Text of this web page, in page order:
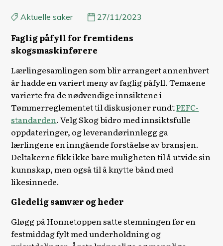
Aktuelle saker 27/11/2023
Faglig påfyll for fremtidens
skogsmaskinførere
Lærlingesamlingen som blir arrangert annenhvert
år hadde en variert meny av faglig påfyll. Temaene
varierte fra de nødvendige innsiktene i
Tømmerreglementet til diskusjoner rundtPEFC-
standarden. Velg Skog bidro med innsiktsfulle
oppdateringer, og leverandørinnlegg ga
lærlingene en inngående forståelse av bransjen.
Deltakerne fikk ikke bare muligheten til å utvide sin
kunnskap, men også til å knytte bånd med
likesinnede.
Gledelig samvær og heder
Gløgg på Honnetoppen satte stemningen før en
festmiddag fylt med underholdning og